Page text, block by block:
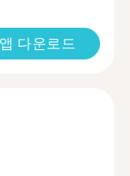
앱 다운로드